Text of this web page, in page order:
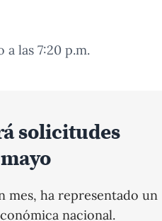
las 7:20 p.m.
solicitudes
mes, ha representado un
nacional.